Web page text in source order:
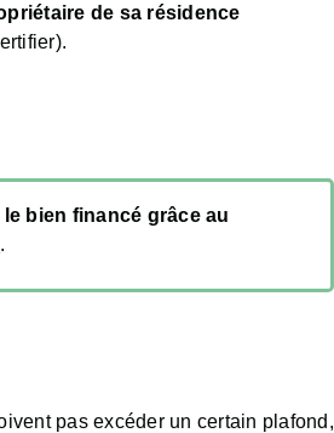
de sa résidence
le bien financé grâce au
.
pas excéder un certain plafond,